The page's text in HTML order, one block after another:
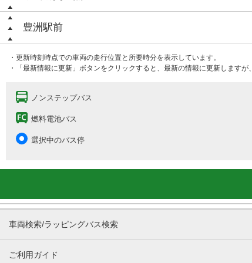
豊洲駅前
・更新時刻時点での車両の走行位置と所要時分を表示しています。
・「最新情報に更新」ボタンをクリックすると、最新の情報に更新します
ノンステップバス
燃料電池バス
選択中のバス停
車両検索/ラッピングバス検索
ご利用ガイド